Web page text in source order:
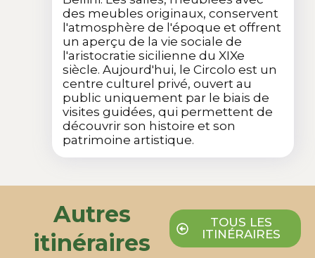
des meubles originaux, conservent
l'atmosphère de l'époque et offrent
un aperçu de la vie sociale de
l'aristocratie sicilienne du XIXe
siècle. Aujourd'hui, le Circolo est un
centre culturel privé, ouvert au
public uniquement par le biais de
visites guidées, qui permettent de
découvrir son histoire et son
patrimoine artistique.
Autres
itinéraires
TOUS LES
ITINÉRAIRES